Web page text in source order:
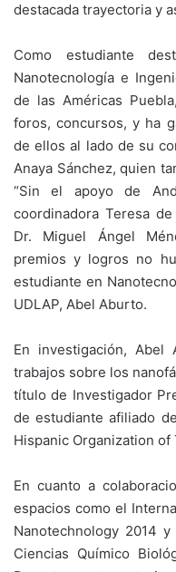
destacada trayectoria y
Como estudiante
Nanotecnología e
de las Américas
foros, concursos, y ha
de ellos al lado de su
Anaya Sánchez, quien
“Sin el apoyo de
coordinadora Teresa
Dr. Miguel Ángel
premios y logros no
estudiante en
UDLAP, Abel Aburto.
En investigación, Abel
trabajos sobre los
título de Investigador
de estudiante afiliado
Hispanic Organization of
En cuanto a
espacios como el
Nanotechnology 2014
Ciencias Químico